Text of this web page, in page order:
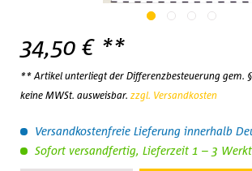
34,50 € **
** Artikel unterliegt der Differenzbesteuerung gem.
keine MWSt. ausweisbar. zzgl. Versandkosten
Versandkostenfreie Lieferung innerhalb
Sofort versandfertig, Lieferzeit 1 – 3